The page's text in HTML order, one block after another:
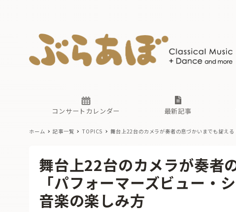
コンサートカレンダー 最新記事
古楽とその先と
現場のプロが
無料ライブ配
あ か さ
古楽とその先と
無料ライブ配信
あ か さ
ホーム 記事一覧 TOPICS 舞台上22台のカメラが奏者の息づかいまでも捉え
舞台上22台のカメラが奏者
「パフォーマーズビュー・
音楽の楽しみ方